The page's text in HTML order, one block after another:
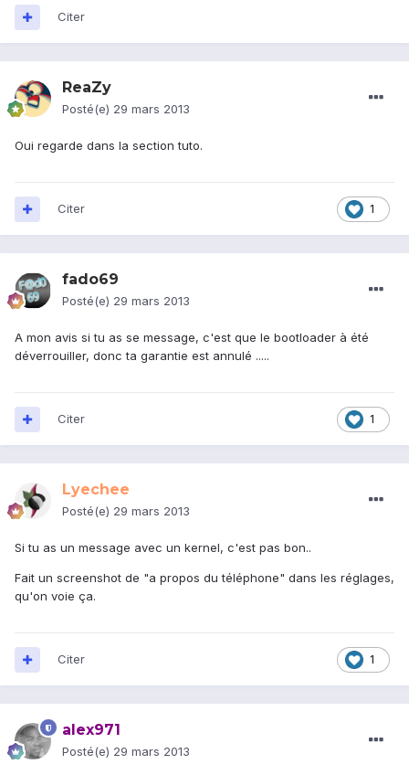
Citer
ReaZy
Posté(e) 29 mars 2013
Oui regarde dans la section tuto.
1
Citer
fado69
Posté(e) 29 mars 2013
A mon avis si tu as se message, c'est que le bootloader à été
déverrouiller, donc ta garantie est annulé .....
1
Citer
Lyechee
Posté(e) 29 mars 2013
Si tu as un message avec un kernel, c'est pas bon..
Fait un screenshot de "a propos du téléphone" dans les réglages,
qu'on voie ça.
1
Citer
alex971
Posté(e) 29 mars 2013